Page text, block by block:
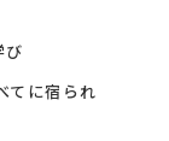
び
てに宿られ